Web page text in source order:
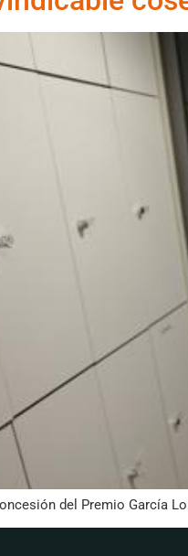
del Premio García